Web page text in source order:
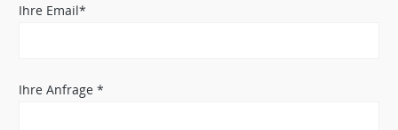
Ihre Email*
Ihre Anfrage *